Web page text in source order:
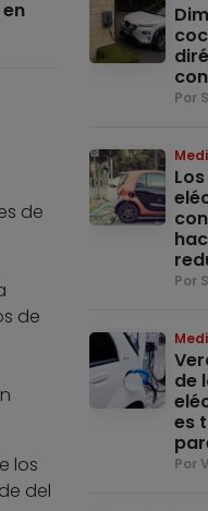
de
de
los
del
Por
Por
de
es
Por